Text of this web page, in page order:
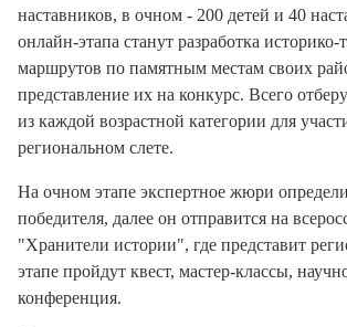
наставников, в очном - 200 детей и 40
онлайн-этапа станут разработка историко-
маршрутов по памятным местам своих
представление их на конкурс. Всего
из каждой возрастной категории для
региональном слете.
На очном этапе экспертное жюри
победителя, далее он отправится на
"Хранители истории", где представит
этапе пройдут квест, мастер-классы,
конференция.